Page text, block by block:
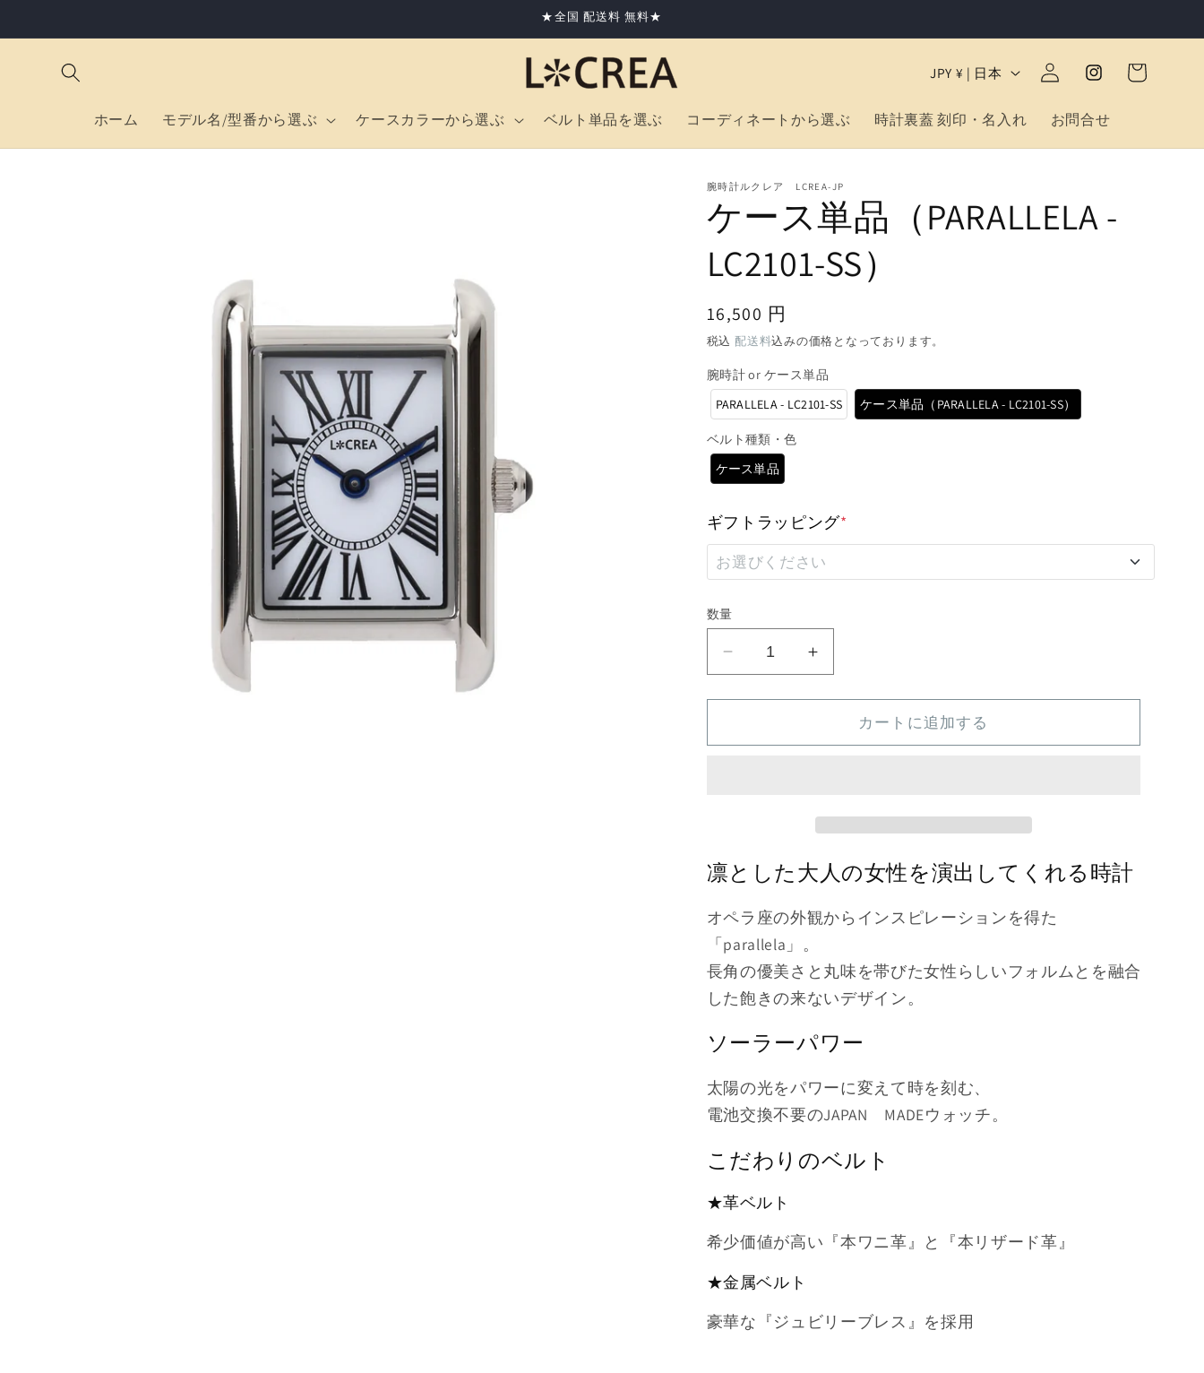
進む
★全国 配送料 無料★
ホーム モデル名/型番から選ぶ ケースカラーから選ぶ ベルト単品を選ぶ コーディネートから選ぶ 時計裏蓋 刻印・名入れ お問合せ
国
地
域
JPY ¥ | 日本
ロ
グ
イ
Instagram
ー
腕時計ルクレア LCREA-JP
ケース単品（PARALLELA -
LC2101-SS）
通
常
価
格
16,500 円
税込 配送料込みの価格となっております。
腕時計 or ケース単品
PARALLELA - LC2101-SS ケース単品（PARALLELA - LC2101-SS）
ベルト種類・色
ケース単品
ギフトラッピング*
お選びください
通常ラッピング（ネイビー）
数量
の
量
を
減
ら
ケ
の
量
増
や
カートに追加する
凛とした大人の女性を演出してくれる時計
オペラ座の外観からインスピレーションを得た
「parallela」。
長角の優美さと丸味を帯びた女性らしいフォルムとを融合
した飽きの来ないデザイン。
ソーラーパワー
太陽の光をパワーに変えて時を刻む、
電池交換不要のJAPAN MADEウォッチ。
こだわりのベルト
★革ベルト
希少価値が高い『本ワニ革』と『本リザード革』
★金属ベルト
豪華な『ジュビリーブレス』を採用